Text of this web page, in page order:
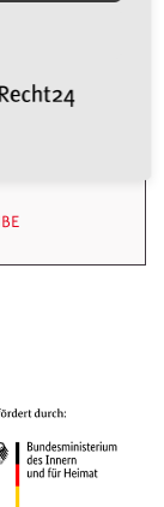
Die MBE
den offiziellen